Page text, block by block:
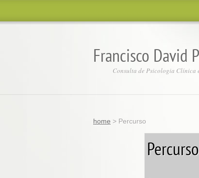
Francisco David
Consulta de Psicologia Clínica
home > Percurso